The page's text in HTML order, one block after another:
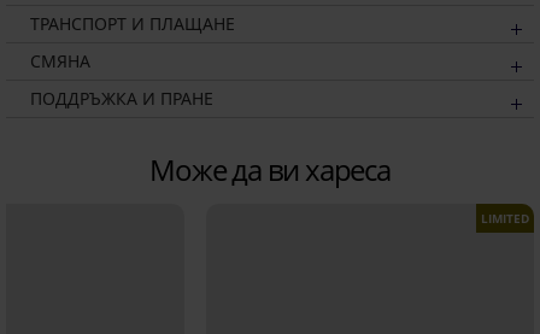
ТРАНСПОРТ И ПЛАЩАНЕ
СМЯНА
ПОДДРЪЖКА И ПРАНЕ
Може да ви хареса
LIMITED